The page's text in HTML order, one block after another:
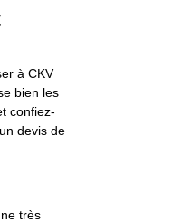
à CKV
bien les
confiez-
devis de
très